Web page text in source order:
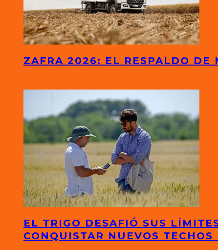
ZAFRA 2026: EL RESPALDO DE
EL TRIGO DESAFIÓ SUS
CONQUISTAR NUEVOS TECHOS